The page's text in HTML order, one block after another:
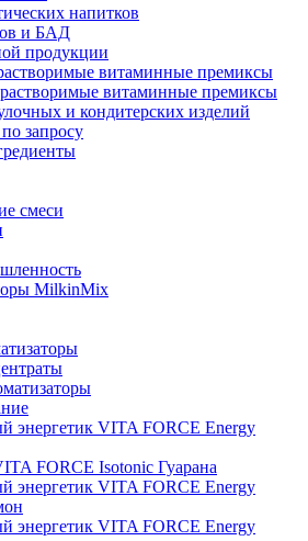
напитков
и БАД
продукции
витаминные премиксы
витаминные премиксы
и кондитерских изделий
запросу
смеси
MilkinMix
энергетик VITA FORCE Energy
FORCE Isotonic Гуарана
энергетик VITA FORCE Energy
энергетик VITA FORCE Energy